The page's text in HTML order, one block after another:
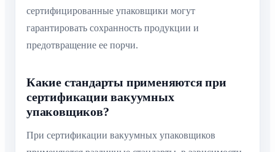
сертифицированные упаковщики могут
гарантировать сохранность продукции и
предотвращение ее порчи.
Какие стандарты применяются при
сертификации вакуумных
упаковщиков?
При сертификации вакуумных упаковщиков